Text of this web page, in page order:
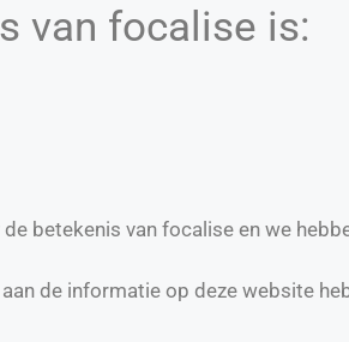
van focalise is:
betekenis van focalise en we
de informatie op deze website